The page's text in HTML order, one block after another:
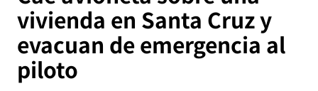
vivienda en Santa Cruz y
evacuan de emergencia al
piloto